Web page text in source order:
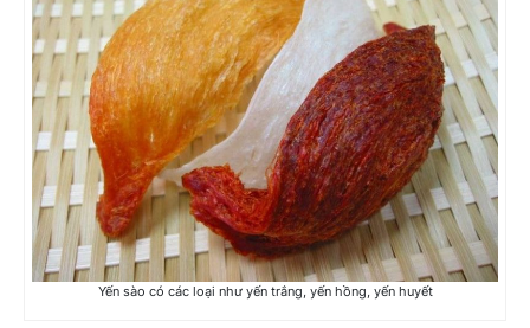
Yến sào có các loại như yến trắng, yến hồng, yến huyết